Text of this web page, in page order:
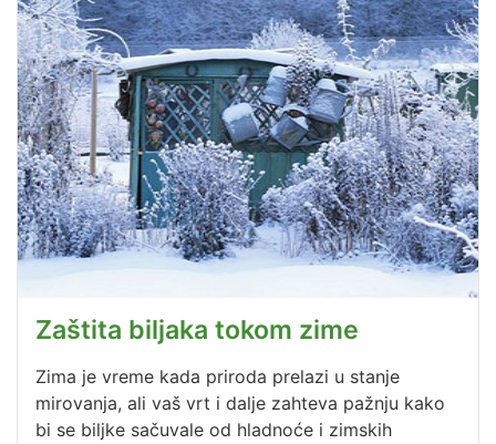
Zaštita biljaka tokom zime
Zima je vreme kada priroda prelazi u stanje
mirovanja, ali vaš vrt i dalje zahteva pažnju kako
bi se biljke sačuvale od hladnoće i zimskih